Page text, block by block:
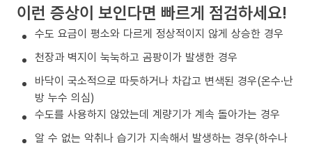
이런 증상이 보인다면 빠르게 점검하세요!
수도 요금이 평소와 다르게 정상적이지 않게 상승한 경우
천장과 벽지이 눅눅하고 곰팡이가 발생한 경우
바닥이 국소적으로 따듯하거나 차갑고 변색된 경우(온수·난
방 누수 의심)
수도를 사용하지 않았는데 계량기가 계속 돌아가는 경우
알 수 없는 악취나 습기가 지속해서 발생하는 경우(하수나